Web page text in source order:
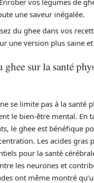
Enrober vos légumes de
une saveur inégalée.
du ghee dans vos
une version plus saine
ghee sur la santé
se limite pas à la santé
le bien-être mental. En
le ghee est bénéfique
Les acides gras
pour la santé
les neurones et
ont même montré